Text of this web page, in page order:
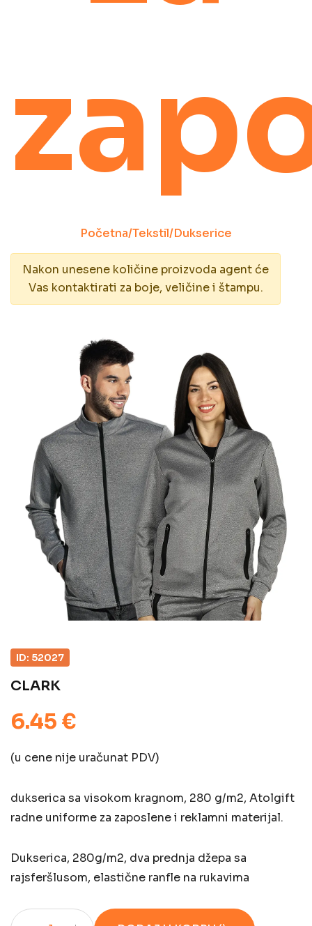
Početna/Tekstil/Dukserice
Nakon unesene količine proizvoda agent će
Vas kontaktirati za boje, veličine i štampu.
ID: 52027
CLARK
6.45 €
(u cene nije uračunat PDV)
dukserica sa visokom kragnom, 280 g/m2, Atolgift
radne uniforme za zaposlene i reklamni materijal.
Dukserica, 280g/m2, dva prednja džepa sa
rajsferšlusom, elastične ranfle na rukavima